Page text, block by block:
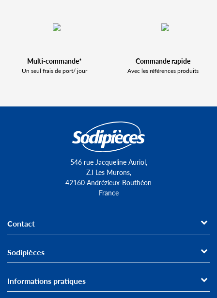
Multi-commande*
Un seul frais de port/ jour
Commande rapide
Avec les références produits
546 rue Jacqueline Auriol,
Z.I Les Murons,
42160 Andrézieux-Bouthéon
France
Contact
Sodipièces
Informations pratiques